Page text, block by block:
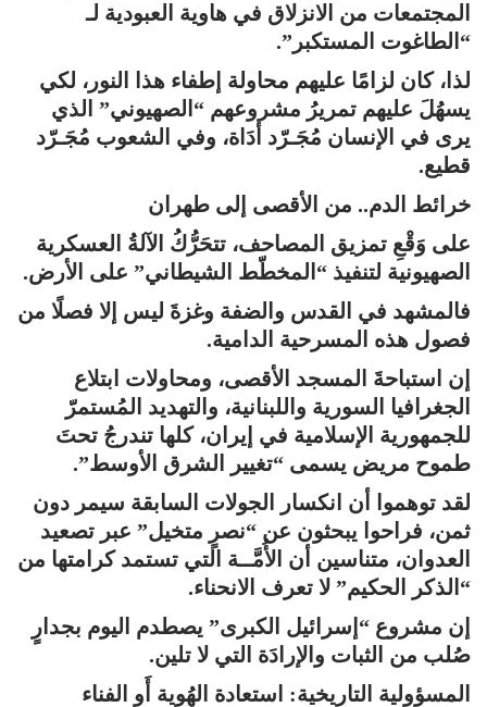
المجتمعات من الانزلاق في هاوية العبودية لـ
“الطاغوت المستكبر”.
لذا، كان لزامًا عليهم محاولة إطفاء هذا النور، لكي
يسهُلَ عليهم تمريرُ مشروعهم “الصهيوني” الذي
يرى في الإنسان مُجَـرّد أدَاة، وفي الشعوب مُجَـرّد
قطيع.
خرائط الدم.. من الأقصى إلى طهران
على وَقْعِ تمزيق المصاحف، تتحَرُّكُ الآلةُ العسكرية
الصهيونية لتنفيذ “المخطّط الشيطاني” على الأرض.
فالمشهد في القدس والضفة وغزةَ ليس إلا فصلًا من
فصول هذه المسرحية الدامية.
إن استباحةَ المسجد الأقصى، ومحاولات ابتلاع
الجغرافيا السورية واللبنانية، والتهديد المُستمرّ
للجمهورية الإسلامية في إيران، كلها تندرجُ تحتَ
طموح مريض يسمى “تغيير الشرق الأوسط”.
لقد توهموا أن انكسار الجولات السابقة سيمر دون
ثمن، فراحوا يبحثون عن “نصرٍ متخيل” عبر تصعيد
العدوان، متناسين أن الأُمَّــة التي تستمد كرامتها من
“الذكر الحكيم” لا تعرف الانحناء.
إن مشروع “إسرائيل الكبرى” يصطدم اليوم بجدارٍ
صُلب من الثبات والإرادَة التي لا تلين.
المسؤولية التاريخية: استعادة الهُوية أَو الفناء